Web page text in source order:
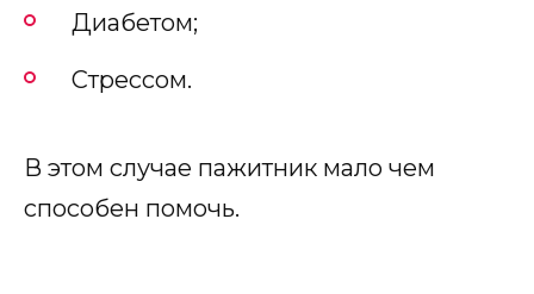
Диабетом;
Стрессом.
В этом случае пажитник мало чем
способен помочь.